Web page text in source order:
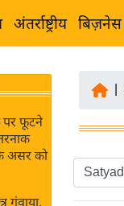
अंतर्राष्ट्रीय बिज़नेस
पर फूटने
असर को
गंवाया,